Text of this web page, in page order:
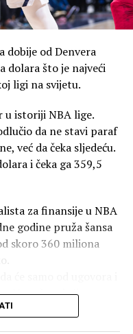
je uzeo maha.
grupom da bismo
uradim to, za sve
Mirlind Daku”, navodi
Moskve poslije tri
U dresu tog tima
Premijer ligi,
dobije od Denvera
dolara što je najveći
ligi na svijetu.
u istoriji NBA lige.
da ne stavi paraf
već da čeka sljedeću.
i čeka ga 359,5
za finansije u NBA
godine pruža šansa
skoro 360 miliona
Ne računajući
sa tim.Koliko je Jokić